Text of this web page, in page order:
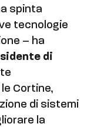
spinta
tecnologie
– ha
di
Cortine,
di sistemi
la